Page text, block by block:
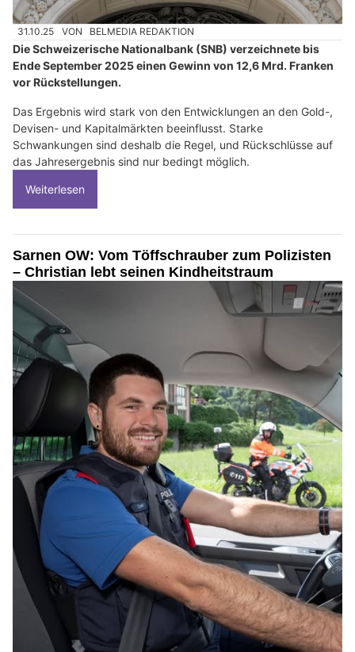
31.10.25 VON BELMEDIA REDAKTION
Die Schweizerische Nationalbank (SNB) verzeichnete bis
Ende September 2025 einen Gewinn von 12,6 Mrd. Franken
vor Rückstellungen.
Das Ergebnis wird stark von den Entwicklungen an den Gold-,
Devisen- und Kapitalmärkten beeinflusst. Starke
Schwankungen sind deshalb die Regel, und Rückschlüsse auf
das Jahresergebnis sind nur bedingt möglich.
Weiterlesen
Sarnen OW: Vom Töffschrauber zum Polizisten
– Christian lebt seinen Kindheitstraum